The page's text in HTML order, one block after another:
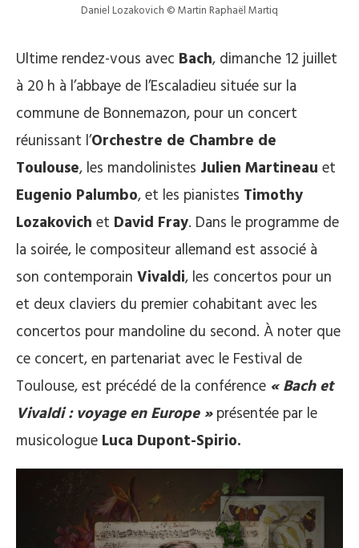
Daniel Lozakovich © Martin Raphaël Martiq
Ultime rendez-vous avec Bach, dimanche 12 juillet
à 20 h à l’abbaye de l’Escaladieu située sur la
commune de Bonnemazon, pour un concert
réunissant l’Orchestre de Chambre de
Toulouse, les mandolinistes Julien Martineau et
Eugenio Palumbo, et les pianistes Timothy
Lozakovich et David Fray. Dans le programme de
la soirée, le compositeur allemand est associé à
son contemporain Vivaldi, les concertos pour un
et deux claviers du premier cohabitant avec les
concertos pour mandoline du second. À noter que
ce concert, en partenariat avec le Festival de
Toulouse, est précédé de la conférence « Bach et
Vivaldi : voyage en Europe »présentée par le
musicologue Luca Dupont-Spirio.